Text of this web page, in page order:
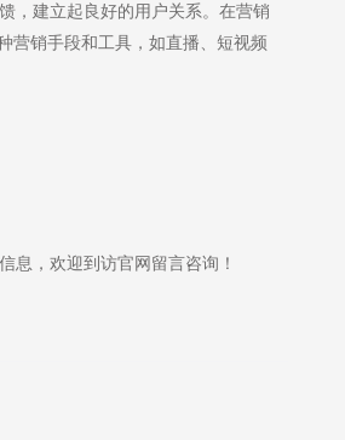
，建立起良好的用户关系。在营销
营销手段和工具，如直播、短视频
，欢迎到访官网留言咨询！